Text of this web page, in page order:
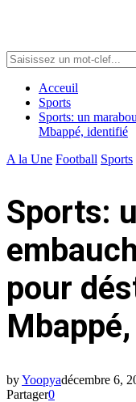
Search
for:
Acceuil
Sports
Sports: un
Mbappé, identifié
A la Une Football Sports
Sports:
pour
byYoopyadécembre 6,
Partager0